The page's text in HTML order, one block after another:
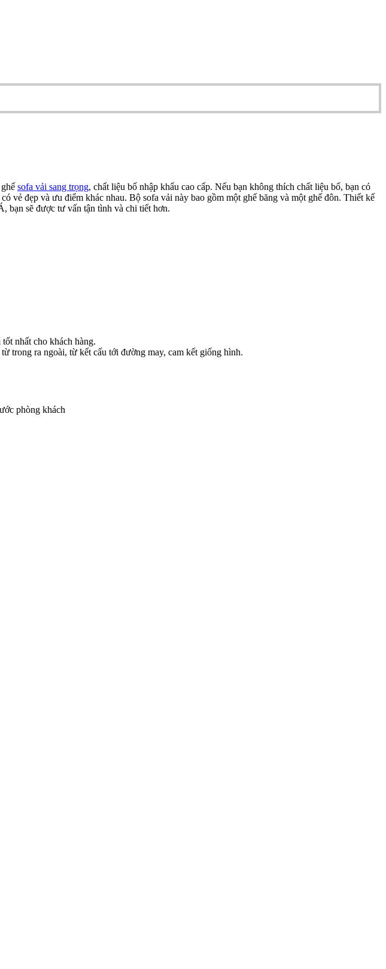
sofa vải sang trọng, chất liệu bố nhập khẩu cao cấp. Nếu bạn không thích chất liệu bố, bạn có
vẻ đẹp và ưu điểm khác nhau. Bộ sofa vải này bao gồm một ghế băng và một ghế đôn. Thiết kế
bạn sẽ được tư vấn tận tình và chi tiết hơn.
nhất cho khách hàng.
trong ra ngoài, từ kết cấu tới đường may, cam kết giống hình.
phòng khách